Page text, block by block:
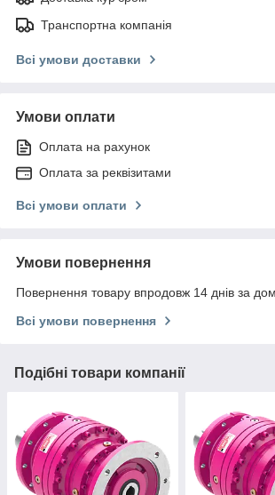
Транспортна компанія
Всі умови доставки
Умови оплати
Оплата на рахунок
Оплата за реквізитами
Всі умови оплати
Умови повернення
Повернення товару впродовж 14 днів за
Всі умови повернення
Подібні товари компанії